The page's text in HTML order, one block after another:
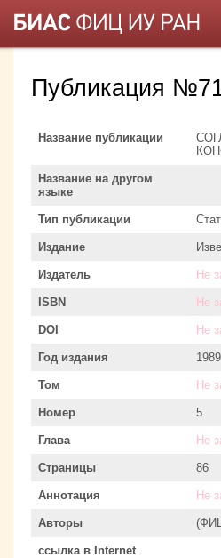
Публикация
Название публикации
Название на другом
языке
Тип публикации
Издание
Издатель Не
ISBN Не
DOI Не
Год издания 1989
Том Не
Номер 5
Глава Не
Страницы 86
Аннотация Не
Авторы
ссылка в Internet